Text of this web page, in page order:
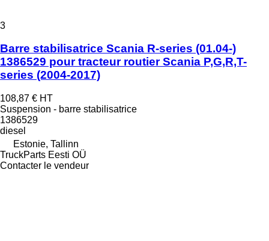
3
Barre stabilisatrice Scania R-series (01.04-)
1386529 pour tracteur routier Scania P,G,R,T-
series (2004-2017)
108,87 € HT
Suspension - barre stabilisatrice
1386529
diesel
Estonie, Tallinn
TruckParts Eesti OÜ
Contacter le vendeur